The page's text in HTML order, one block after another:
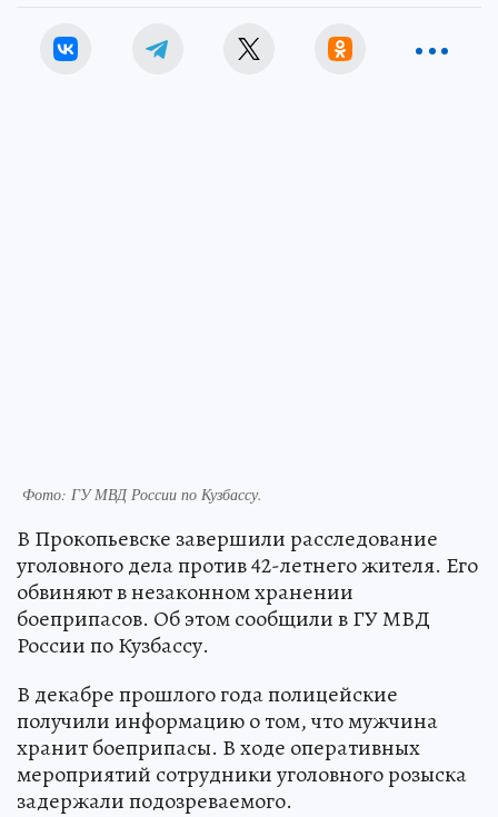
Фото: ГУ МВД России по Кузбассу.
В Прокопьевске завершили расследование
уголовного дела против 42-летнего жителя. Его
обвиняют в незаконном хранении
боеприпасов. Об этом сообщили в ГУ МВД
России по Кузбассу.
В декабре прошлого года полицейские
получили информацию о том, что мужчина
хранит боеприпасы. В ходе оперативных
мероприятий сотрудники уголовного розыска
задержали подозреваемого.